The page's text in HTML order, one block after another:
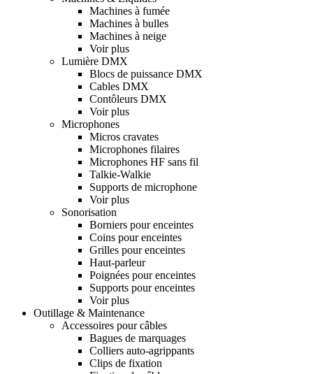
Machines à fumée
Machines à bulles
Machines à neige
Voir plus
Lumière DMX
Blocs de puissance DMX
Cables DMX
Contôleurs DMX
Voir plus
Microphones
Micros cravates
Microphones filaires
Microphones HF sans fil
Talkie-Walkie
Supports de microphone
Voir plus
Sonorisation
Borniers pour enceintes
Coins pour enceintes
Grilles pour enceintes
Haut-parleur
Poignées pour enceintes
Supports pour enceintes
Voir plus
Outillage & Maintenance
Accessoires pour câbles
Bagues de marquages
Colliers auto-agrippants
Clips de fixation